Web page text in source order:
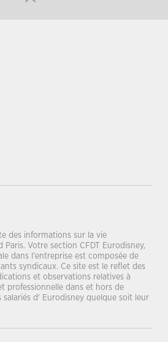
des informations sur la vie
Votre section CFDT Eurodisney,
dans l'entreprise est composée de
syndicaux. Ce site est le reflet des
et observations relatives à
professionnelle dans et hors de
salariés d' Eurodisney quelque soit leur